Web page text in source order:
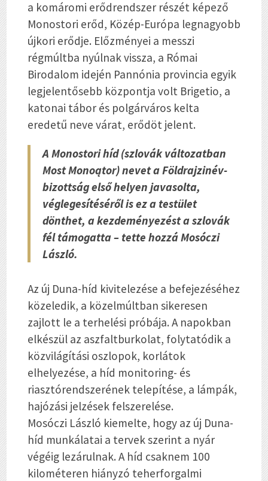
a komáromi erődrendszer részét képező
Monostori erőd, Közép-Európa legnagyobb
újkori erődje. Előzményei a messzi
régmúltba nyúlnak vissza, a Római
Birodalom idején Pannónia provincia egyik
legjelentősebb központja volt Brigetio, a
katonai tábor és polgárváros kelta
eredetű neve várat, erődöt jelent.
A Monostori híd (szlovák változatban
Most Monoątor) nevet a Földrajzinév-
bizottság első helyen javasolta,
véglegesítéséről is ez a testület
dönthet, a kezdeményezést a szlovák
fél támogatta – tette hozzá Mosóczi
László.
Az új Duna-híd kivitelezése a befejezéséhez
közeledik, a közelmúltban sikeresen
zajlott le a terhelési próbája. A napokban
elkészül az aszfaltburkolat, folytatódik a
közvilágítási oszlopok, korlátok
elhelyezése, a híd monitoring- és
riasztórendszerének telepítése, a lámpák,
hajózási jelzések felszerelése.
Mosóczi László kiemelte, hogy az új Duna-
híd munkálatai a tervek szerint a nyár
végéig lezárulnak. A híd csaknem 100
kilométeren hiányzó teherforgalmi